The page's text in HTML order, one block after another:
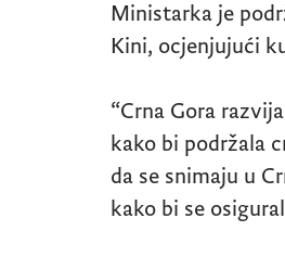
Ministarka je
Kini, ocjenjujući
“Crna Gora
kako bi podržala
da se snimaju u
kako bi se